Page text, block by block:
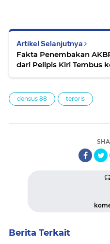
Artikel Selanjutnya
Fakta Penembakan
dari Pelipis Kiri Tembus
densus 88 teroris
Berita Terkait